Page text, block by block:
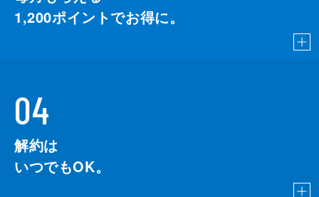
1,200ポイントでお得に。
04
解約は
いつでもOK。